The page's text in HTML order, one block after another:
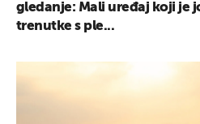
gledanje: Mali uređaj koji je
trenutke s ple...